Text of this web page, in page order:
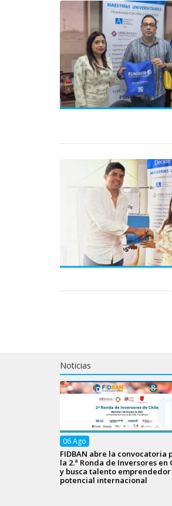
Noticias
06Ago
FIDBAN abre la convocatoria
la 2.ª Ronda de Inversores en
y busca talento emprendedor
potencial internacional